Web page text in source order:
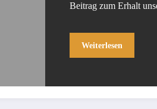
Beitrag zum Erhalt
Weiterlesen